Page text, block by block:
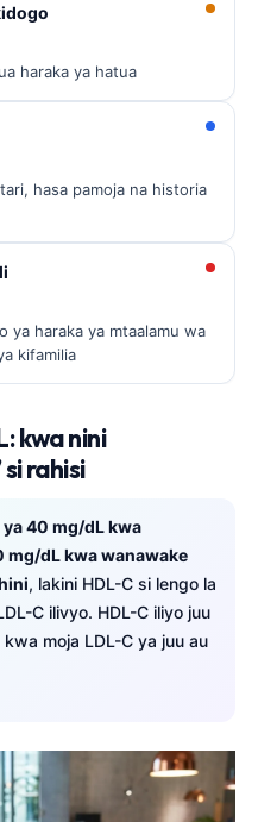
haraka ya hatua
hasa pamoja na historia
ya haraka ya mtaalamu wa
kifamilia
kwa nini
rahisi
40 mg/dL kwa
mg/dL kwa wanawake
, lakini HDL-C si lengo la
C ilivyo. HDL-C iliyo juu
moja LDL-C ya juu au